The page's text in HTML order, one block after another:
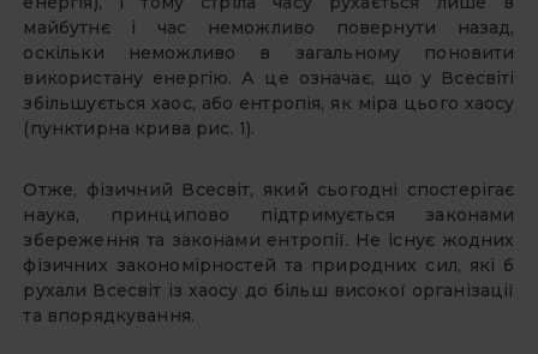
майбутнє і час неможливо повернути назад,
оскільки неможливо в загальному поновити
використану енергію. А це означає, що у Всесвіті
збільшується хаос, або ентропія, як міра цього хаосу
(пунктирна крива рис. 1).
Отже, фізичний Всесвіт, який сьогодні спостерігає
наука, принципово підтримується законами
збереження та законами ентропії. Не існує жодних
фізичних закономірностей та природних сил, які б
рухали Всесвіт із хаосу до більш високої організації
та впорядкування.